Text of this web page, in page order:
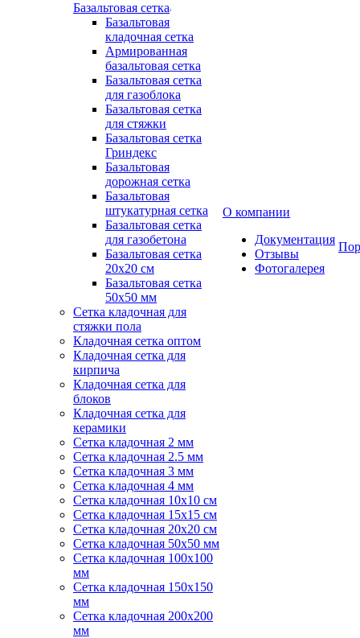
Базальтовая сетка
Базальтовая
кладочная сетка
Армированная
базальтовая сетка
Базальтовая сетка
для газоблока
Базальтовая сетка
для стяжки
Базальтовая сетка
Гриндекс
Базальтовая
дорожная сетка
Базальтовая
штукатурная сетка
Базальтовая сетка
для газобетона
Базальтовая сетка
20x20 см
Базальтовая сетка
50x50 мм
Сетка кладочная для
стяжки пола
Кладочная сетка оптом
Кладочная сетка для
кирпича
Кладочная сетка для
блоков
Кладочная сетка для
керамики
Сетка кладочная 2 мм
Сетка кладочная 2.5 мм
Сетка кладочная 3 мм
Сетка кладочная 4 мм
Сетка кладочная 10x10 см
Сетка кладочная 15x15 см
Сетка кладочная 20x20 см
Сетка кладочная 50x50 мм
Сетка кладочная 100x100
мм
Сетка кладочная 150x150
мм
Сетка кладочная 200x200
мм
О компании
Документация
Отзывы
Фотогалерея